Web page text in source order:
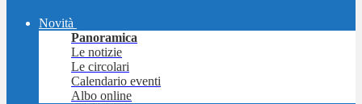
Novità
Panoramica
Le notizie
Le circolari
Calendario eventi
Albo online